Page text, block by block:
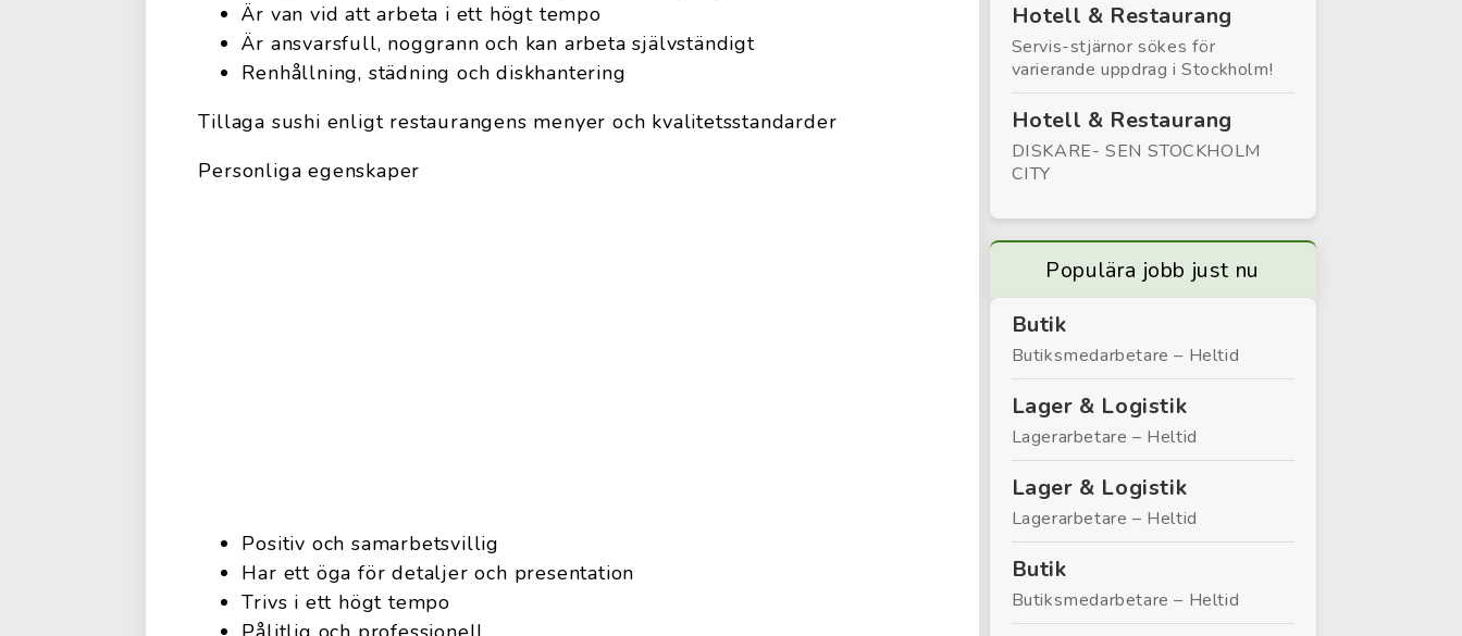
Är van vid att arbeta i ett högt tempo
Är ansvarsfull, noggrann och kan arbeta självständigt
Renhållning, städning och diskhantering
Tillaga sushi enligt restaurangens menyer och kvalitetsstandarder
Personliga egenskaper
Positiv och samarbetsvillig
Har ett öga för detaljer och presentation
Trivs i ett högt tempo
Hotell & Restaurang
Servis-stjärnor sökes för
varierande uppdrag i Stockholm!
Hotell & Restaurang
DISKARE- SEN STOCKHOLM
CITY
Populära jobb just nu
Butik
Butiksmedarbetare – Heltid
Lager & Logistik
Lagerarbetare – Heltid
Lager & Logistik
Lagerarbetare – Heltid
Butik
Butiksmedarbetare – Heltid